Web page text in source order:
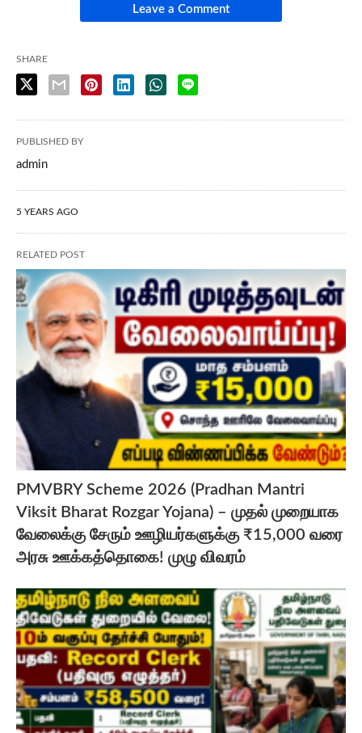
Leave a Comment
SHARE
PUBLISHED BY
admin
5 YEARS AGO
RELATED POST
PMVBRY Scheme 2026 (Pradhan Mantri
Viksit Bharat Rozgar Yojana) – முதல் முறையாக
வேலைக்கு சேரும் ஊழியர்களுக்கு ₹15,000 வரை
அரசு ஊக்கத்தொகை! முழு விவரம்